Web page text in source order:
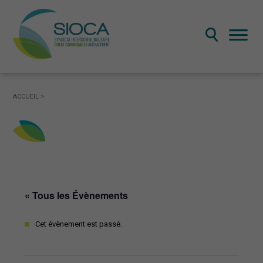
Le SCOT ouest Cornouaille
ACCUEIL >
« Tous les Évènements
Cet évènement est passé.